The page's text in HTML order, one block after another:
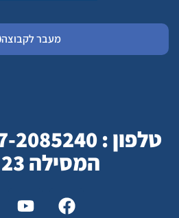
מעבר לקבוצה
המסילה 23 , נשר